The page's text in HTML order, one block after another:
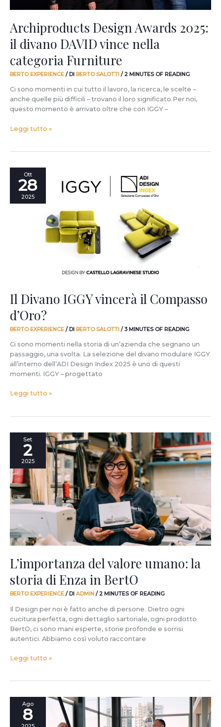
Archiproducts Design Awards 2025:
il divano DAVID vince nella
categoria Furniture
BERTO EXPERIENCE / DI BERTO SALOTTI /2 MINUTES OF READING
Ci sono momenti in cui tutto il lavoro, la ricerca, le scelte –
anche quelle più difficili – trovano il loro significato.Per noi,
questo momento è arrivato oltre che con IGGY –
Leggi tutto »
Ott
28
2025
Il Divano IGGY vincerà il Compasso
d’Oro?
BERTO EXPERIENCE / DI BERTO SALOTTI /3 MINUTES OF READING
Ci sono momenti nella storia di un’azienda che segnano un
passaggio, una svolta. La selezione del divano modulare IGGY
all’interno dell’ADI Design Index 2025 è uno di questi
momenti. IGGY – progettato
Divano
IGGY
Leggi tutto »
Set
2
2025
L’importanza del valore umano: la
storia di Enza in BertO
BERTO EXPERIENCE / DI ADMIN /2 MINUTES OF READING
Il Design per noi è fatto anche di persone. Dietro ogni
cucitura perfetta, ogni dettaglio sartoriale, ogni prodotto
BertO, ci sono mani esperte, storie profonde e sorrisi
autentici. Abbiamo così voluto raccontare
L’importanza
valore
la
storia
di
Enza
BertO
Leggi tutto »
Ago
8
Come
trovare